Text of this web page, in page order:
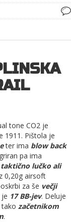
tone CO2 je
1911. Pištola je
ter ima blow back
pa ima
lučko ali
0,20g airsoft
za še večji
17 BB-jev. Deluje
tako začetnikom
.